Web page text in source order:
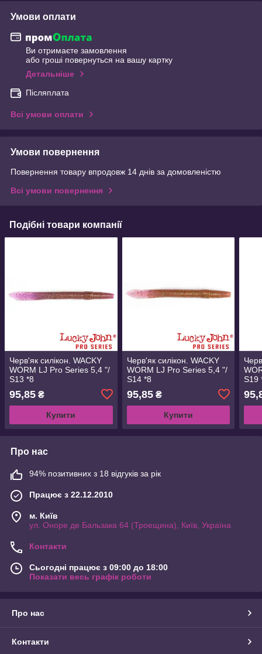
Умови оплати
Ви отримаєте замовлення
або гроші повернуться на вашу картку
Детальніше
Післяплата
Всі умови оплати
Умови повернення
Повернення товару впродовж 14 днів за домовленістю
Всі умови повернення
Подібні товари компанії
Черв'як силікон. WACKY
WORM LJ Pro Series 5,4 "/
S13 *8
95,85 ₴
Купити
Черв'як силікон. WACKY
WORM LJ Pro Series 5,4 "/
S14 *8
95,85₴
Купити
S19
Про нас
94% позитивних з 18 відгуків за рік
Працює з 22.12.2010
м. Київ
ул. Оноре де Бальзака 64 (Троещина), Київ, Україна
Контакти
Сьогодні працює з 09:00 до 18:00
Показати весь графік роботи
Про нас
Контакти